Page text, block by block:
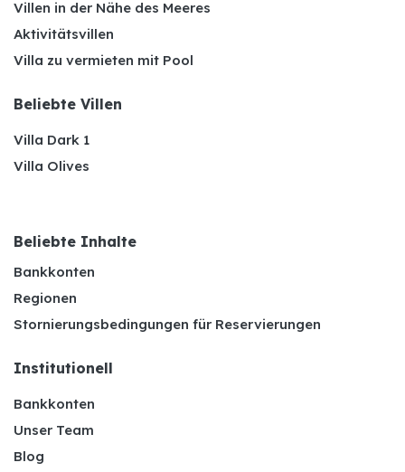
Villen in der Nähe des Meeres
Aktivitätsvillen
Villa zu vermieten mit Pool
Beliebte Villen
Villa Dark 1
Villa Olives
Beliebte Inhalte
Bankkonten
Regionen
Stornierungsbedingungen für Reservierungen
Institutionell
Bankkonten
Unser Team
Blog